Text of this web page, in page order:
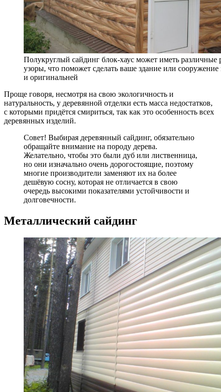
Полукруглый сайдинг блок-хаус может иметь различные
узоры, что поможет сделать ваше здание или сооружение
и оригинальней
Проще говоря, несмотря на свою экологичность и
натуральность, у деревянной отделки есть масса недостатков,
с которыми придётся смириться, так как это особенность всех
деревянных изделий.
Совет! Выбирая деревянный сайдинг, обязательно
обращайте внимание на породу дерева.
Желательно, чтобы это были дуб или лиственница,
но они изначально очень дорогостоящие, поэтому
многие производители заменяют их на более
дешёвую сосну, которая не отличается в свою
очередь высокими показателями устойчивости и
долговечности.
Металлический сайдинг